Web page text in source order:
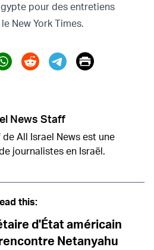
pour des entretiens
New York Times.
(X)
Print
News Staff
de All Israel News est une
journalistes en Israël.
this:
d'État américain
Netanyahu